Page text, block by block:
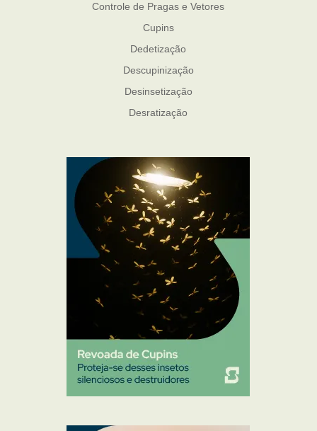
Controle de Pragas e Vetores
Cupins
Dedetização
Descupinização
Desinsetização
Desratização
Mosquito Mist
Mosquitos
Percevejo de Cama
Pulgas e Carrapatos
Ratos
Sanitização
Traças